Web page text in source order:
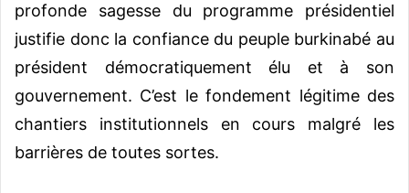
profonde sagesse du programme présidentiel
justifie donc la confiance du peuple burkinabé au
président démocratiquement élu et à son
gouvernement. C’est le fondement légitime des
chantiers institutionnels en cours malgré les
barrières de toutes sortes.